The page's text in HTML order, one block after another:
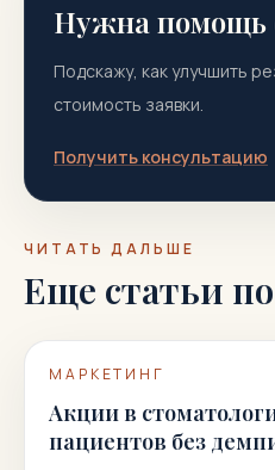
Нужна помощь
Подскажу, как улучшить
стоимость заявки.
Получить консультацию
ЧИТАТЬ ДАЛЬШЕ
Еще статьи
МАРКЕТИНГ
Акции в
пациентов без